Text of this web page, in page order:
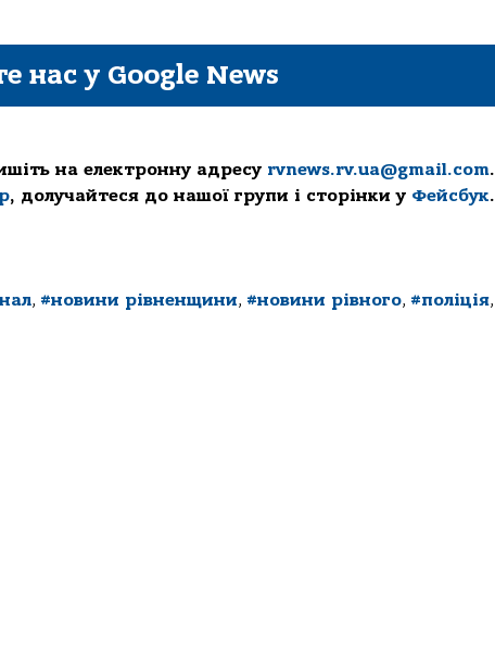
нас у Google News
на електронну адресу rvnews.rv.ua@gmail.com.
, долучайтеся до нашої групи і сторінки у Фейсбук.
, #новини рівненщини, #новини рівного, #поліція,